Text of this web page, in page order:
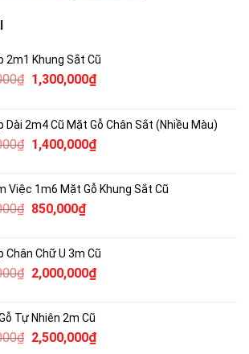
2m1 Khung Sắt Cũ
₫ Giá
2,115,000₫.
1,300,000₫Giá
là:
1,300,000₫.
Dài 2m4 Cũ Mặt Gỗ Chân Sắt (Nhiều Màu)
₫ Giá
2,000,000₫.
1,400,000₫Giá
là:
Việc 1m6 Mặt Gỗ Khung Sắt Cũ
₫ Giá
1,050,000₫.
850,000₫Giá
là:
850,000₫.
Chân Chữ U 3m Cũ
₫ Giá
3,450,000₫.
2,000,000₫Giá
2,000,000₫.
Tự Nhiên 2m Cũ
₫ Giá
2,500,000₫Giá